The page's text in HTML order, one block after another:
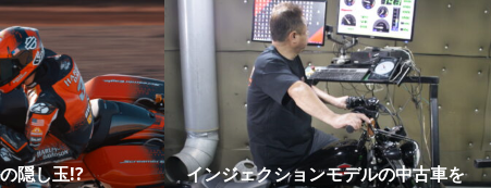
の隠し玉!?
インジェクションモデルの中古車を